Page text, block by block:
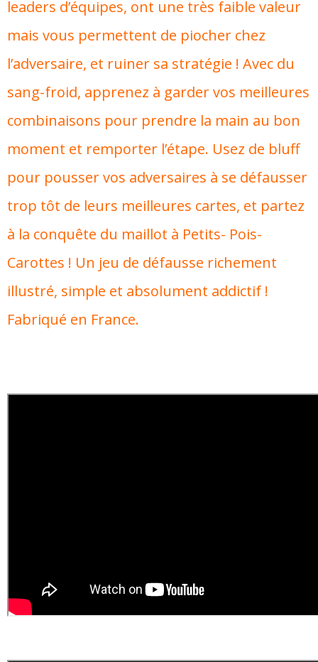
leaders d’équipes, ont une très faible valeur
mais vous permettent de piocher chez
l’adversaire, et ruiner sa stratégie ! Avec du
sang-froid, apprenez à garder vos meilleures
combinaisons pour prendre la main au bon
moment et remporter l’étape. Usez de bluff
pour pousser vos adversaires à se défausser
trop tôt de leurs meilleures cartes, et partez
à la conquête du maillot à Petits- Pois-
Carottes ! Un jeu de défausse richement
illustré, simple et absolument addictif !
Fabriqué en France.